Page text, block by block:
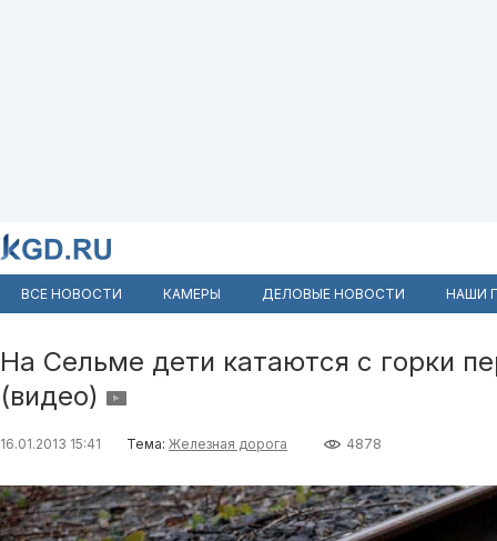
ВСЕ НОВОСТИ КАМЕРЫ ДЕЛОВЫЕ НОВОСТИ НАШИ
На Сельме дети катаются с горки
(видео)
16.01.2013 15:41 Тема: Железная дорога 4878